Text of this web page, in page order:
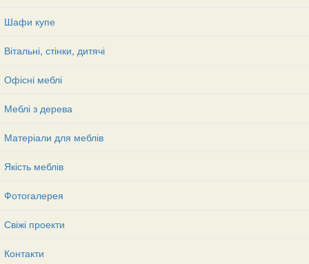
Шафи купе
Вітальні, стінки, дитячі
Офісні меблі
Меблі з дерева
Матеріали для меблів
Якість меблів
Фотогалерея
Свіжі проекти
Контакти